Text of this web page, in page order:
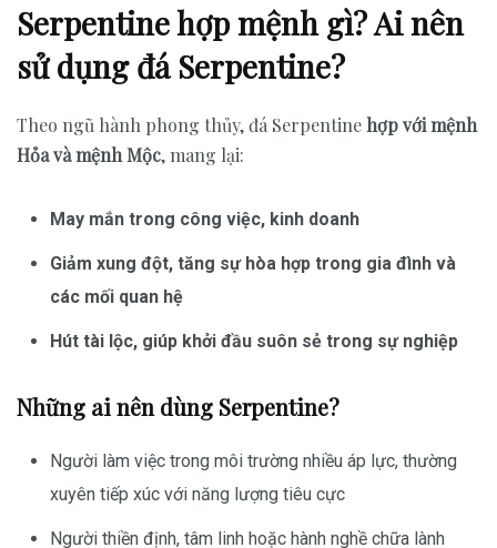
Serpentine hợp mệnh gì? Ai nên
sử dụng đá Serpentine?
Theo ngũ hành phong thủy, đá Serpentinehợp với mệnh
Hỏa và mệnh Mộc, mang lại:
May mắn trong công việc, kinh doanh
Giảm xung đột, tăng sự hòa hợp trong gia đình và
các mối quan hệ
Hút tài lộc, giúp khởi đầu suôn sẻ trong sự nghiệp
Những ai nên dùng Serpentine?
Người làm việc trong môi trường nhiều áp lực, thường
xuyên tiếp xúc với năng lượng tiêu cực
Người thiền định, tâm linh hoặc hành nghề chữa lành